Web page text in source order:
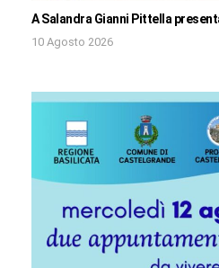
A Salandra Gianni Pittella
10 Agosto 2026